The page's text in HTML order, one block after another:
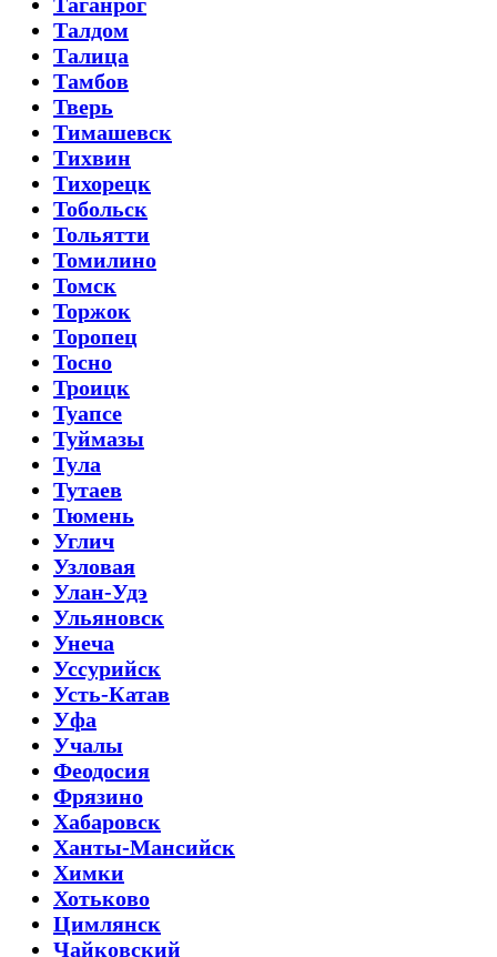
Талдом
Талица
Тамбов
Тверь
Тимашевск
Тихвин
Тихорецк
Тобольск
Тольятти
Томилино
Томск
Торжок
Торопец
Тосно
Троицк
Туапсе
Туймазы
Тула
Тутаев
Тюмень
Углич
Узловая
Улан-Удэ
Ульяновск
Унеча
Уссурийск
Усть-Катав
Уфа
Учалы
Феодосия
Фрязино
Хабаровск
Ханты-Мансийск
Химки
Хотьково
Цимлянск
Чайковский